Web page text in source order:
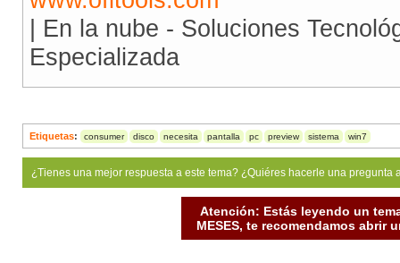
| En la nube - Soluciones
Especializada
Etiquetas: consumer disco necesita pantalla pc preview sistema win7
¿Tienes una mejor respuesta a este tema? ¿Quiéres hacerle una
Atención: Estás leyendo un
MESES, te recomendamos abrir